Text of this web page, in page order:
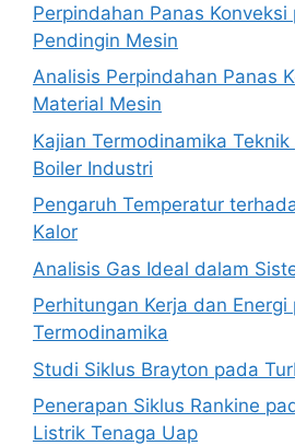
Perpindahan Panas Konveksi
Pendingin Mesin
Analisis Perpindahan Panas
Material Mesin
Kajian Termodinamika
Boiler Industri
Pengaruh Temperatur
Kalor
Analisis Gas Ideal dalam
Perhitungan Kerja dan Energi
Termodinamika
Studi Siklus Brayton pada
Penerapan Siklus Rankine
Listrik Tenaga Uap